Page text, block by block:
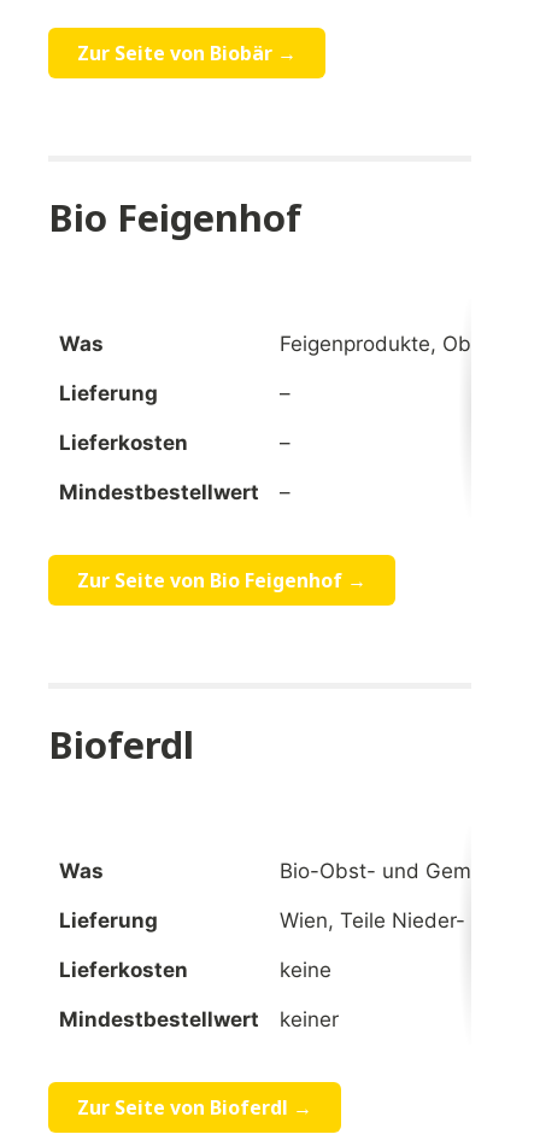
Zur Seite von Biobär →
Bio Feigenhof
Was Feigenprodukte, Obst,
Lieferung –
Lieferkosten –
Mindestbestellwert –
Zur Seite von Bio Feigenhof →
Bioferdl
Was Bio-Obst- und
Lieferung Wien, Teile Nieder- und
Lieferkosten keine
Mindestbestellwert keiner
Zur Seite von Bioferdl →